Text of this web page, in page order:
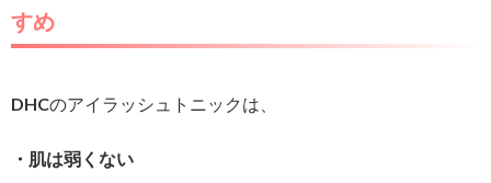
すめ
DHCのアイラッシュトニックは、
・肌は弱くない